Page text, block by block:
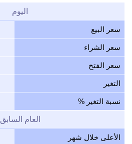
اليوم
سعر البيع
سعر الشراء
سعر الفتح
التغير
نسبة التغير %
العام السابق
الأعلى خلال شهر